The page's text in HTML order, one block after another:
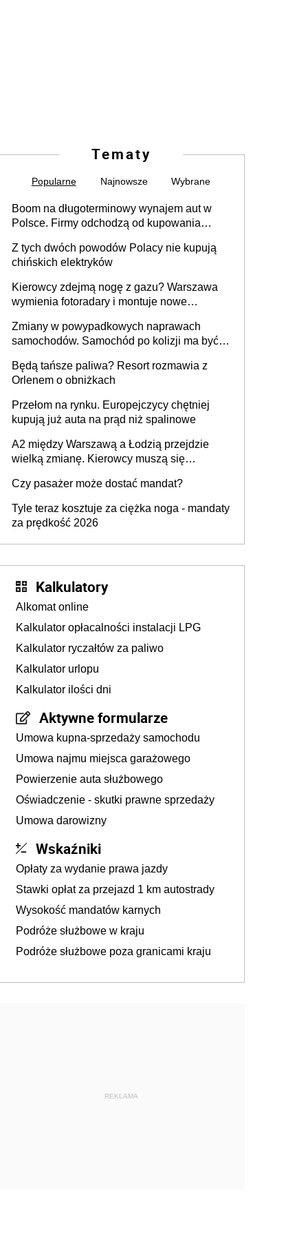
Tematy
Popularne Najnowsze Wybrane
Boom na długoterminowy wynajem aut w
Polsce. Firmy odchodzą od kupowania
Z tych dwóch powodów Polacy nie kupują
chińskich elektryków
Kierowcy zdejmą nogę z gazu? Warszawa
wymienia fotoradary i montuje nowe
Zmiany w powypadkowych naprawach
samochodów. Samochód po kolizji ma być
technologią producenta
Będą tańsze paliwa? Resort rozmawia z
Orlenem o obniżkach
Przełom na rynku. Europejczycy chętniej
kupują już auta na prąd niż spalinowe
A2 między Warszawą a Łodzią przejdzie
wielką zmianę. Kierowcy muszą się
Czy pasażer może dostać mandat?
Tyle teraz kosztuje za ciężka noga - mandaty
za prędkość 2026
Kalkulatory
Alkomat online
Kalkulator opłacalności instalacji LPG
Kalkulator ryczałtów za paliwo
Kalkulator urlopu
Kalkulator ilości dni
Aktywne formularze
Umowa kupna-sprzedaży samochodu
Umowa najmu miejsca garażowego
Powierzenie auta służbowego
Oświadczenie - skutki prawne sprzedaży
Umowa darowizny
Wskaźniki
Opłaty za wydanie prawa jazdy
Stawki opłat za przejazd 1 km autostrady
Wysokość mandatów karnych
Podróże służbowe w kraju
Podróże służbowe poza granicami kraju
REKLAMA